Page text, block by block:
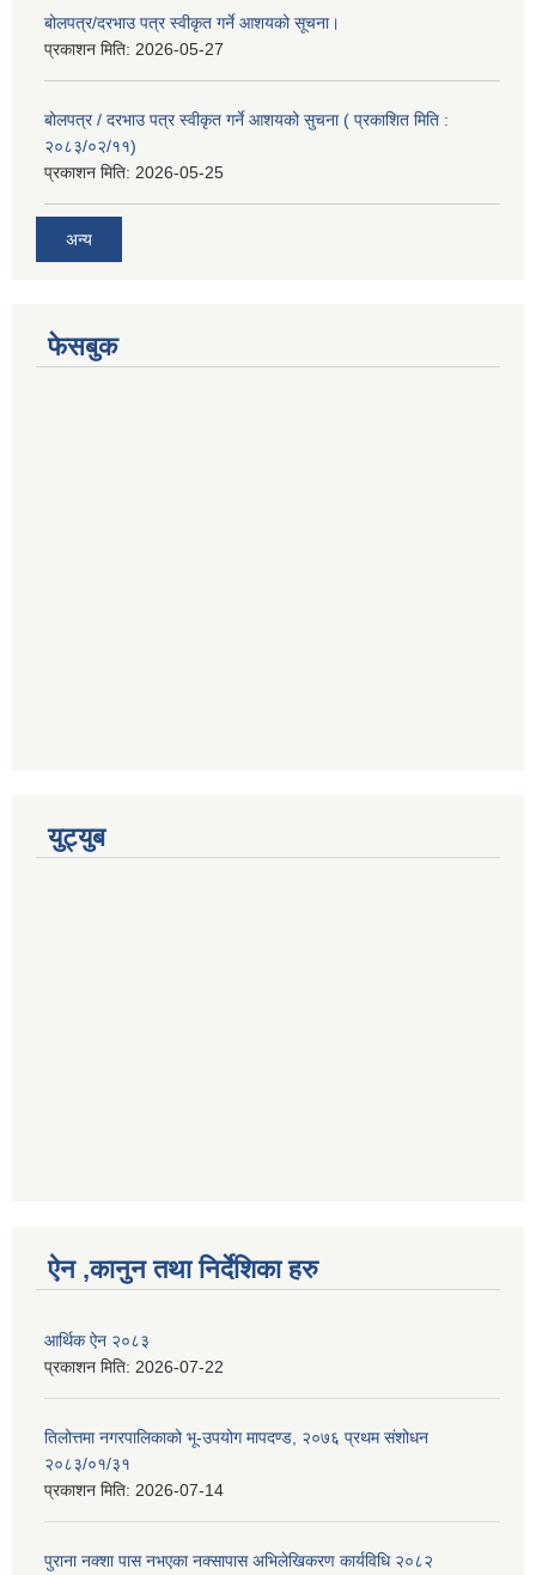
बोलपत्र/दरभाउ पत्र स्वीकृत गर्ने आशयको सूचना।
प्रकाशन मिति: 2026-05-27
बोलपत्र / दरभाउ पत्र स्वीकृत गर्ने आशयको सुचना ( प्रकाशित मिति :
२०८३/०२/११)
प्रकाशन मिति: 2026-05-25
अन्य
फेसबुक
युट्युब
ऐन ,कानुन तथा निर्देशिका हरु
आर्थिक ऐन २०८३
प्रकाशन मिति: 2026-07-22
तिलोत्तमा नगरपालिकाको भू-उपयोग मापदण्ड, २०७६ प्रथम संशोधन
२०८३/०१/३१
प्रकाशन मिति: 2026-07-14
पुराना नक्शा पास नभएका नक्सापास अभिलेखिकरण कार्यविधि २०८२